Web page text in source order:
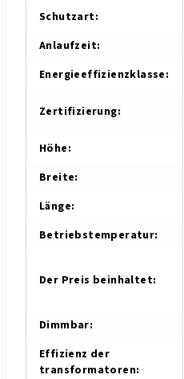
Schutzart:
Anlaufzeit:
Energieeffizienzklasse:
Zertifizierung:
Höhe:
Breite:
Länge:
Betriebstemperatur:
Der Preis beinhaltet:
Dimmbar:
Effizienz der
transformatoren: